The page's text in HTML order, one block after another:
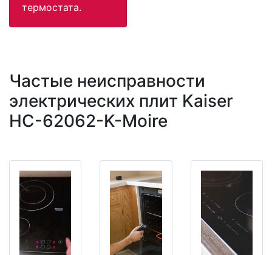
термостата.
Частые неисправности
электрических плит Kaiser
HC-62062-K-Moire